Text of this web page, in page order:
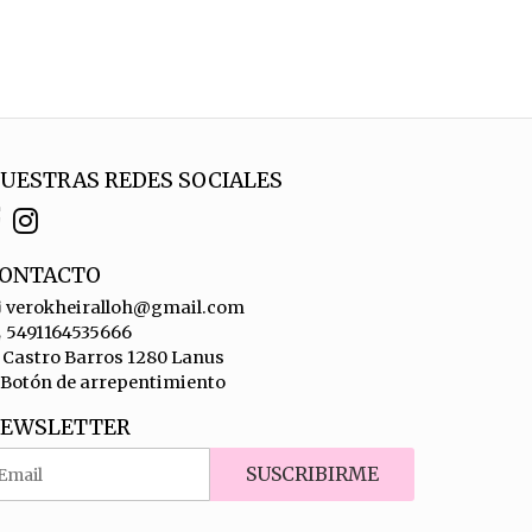
REDES SOCIALES
verokheiralloh@gmail.com
5491164535666
Castro Barros 1280 Lanus
Botón de arrepentimiento
SUSCRIBIRME